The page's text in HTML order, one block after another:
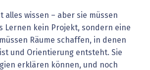
alles wissen – aber sie müssen
Lernen kein Projekt, sondern eine
Räume schaffen, in denen
und Orientierung entsteht. Sie
erklären können, und noch